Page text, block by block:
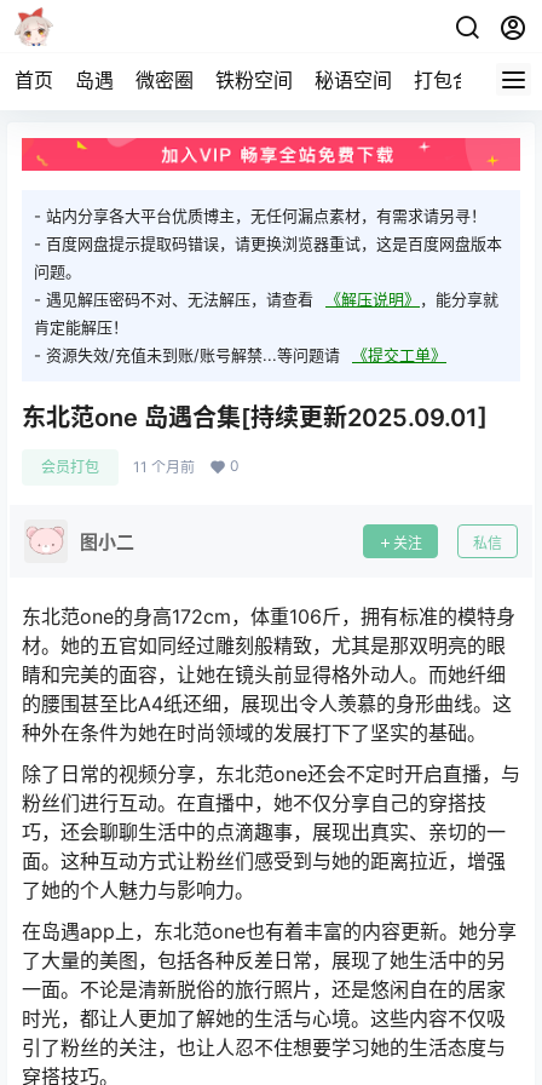
首页 岛遇 微密圈 铁粉空间 秘语空间 打包合集 关
- 站内分享各大平台优质博主，无任何漏点素材，有需求请另寻！
- 百度网盘提示提取码错误，请更换浏览器重试，这是百度网盘版本
问题。
- 遇见解压密码不对、无法解压，请查看
《解压说明》 ，能分享就
肯定能解压！
- 资源失效/充值未到账/账号解禁...等问题请
《提交工单》
东北范one 岛遇合集[持续更新2025.09.01]
会员打包 11 个月前 0
图小二 关注 私信
东北范one的身高172cm，体重106斤，拥有标准的模特身
材。她的五官如同经过雕刻般精致，尤其是那双明亮的眼
睛和完美的面容，让她在镜头前显得格外动人。而她纤细
的腰围甚至比A4纸还细，展现出令人羡慕的身形曲线。这
种外在条件为她在时尚领域的发展打下了坚实的基础。
除了日常的视频分享，东北范one还会不定时开启直播，与
粉丝们进行互动。在直播中，她不仅分享自己的穿搭技
巧，还会聊聊生活中的点滴趣事，展现出真实、亲切的一
面。这种互动方式让粉丝们感受到与她的距离拉近，增强
了她的个人魅力与影响力。
在岛遇app上，东北范one也有着丰富的内容更新。她分享
了大量的美图，包括各种反差日常，展现了她生活中的另
一面。不论是清新脱俗的旅行照片，还是悠闲自在的居家
时光，都让人更加了解她的生活与心境。这些内容不仅吸
引了粉丝的关注，也让人忍不住想要学习她的生活态度与
穿搭技巧。